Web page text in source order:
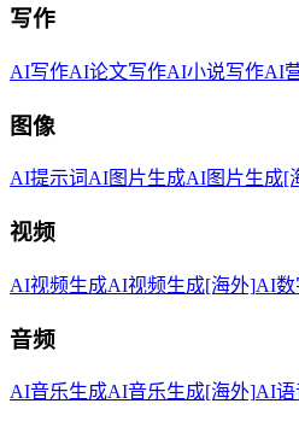
写作
AI写作AI论文写作AI小说写作AI
图像
AI提示词AI图片生成AI图片生成[
视频
AI视频生成AI视频生成[海外]AI数
音频
AI音乐生成AI音乐生成[海外]AI语